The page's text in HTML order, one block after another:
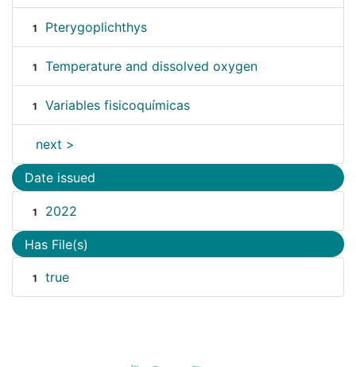
1 Pterygoplichthys
1 Temperature and dissolved oxygen
1 Variables fisicoquímicas
next >
Date issued
1 2022
Has File(s)
1 true